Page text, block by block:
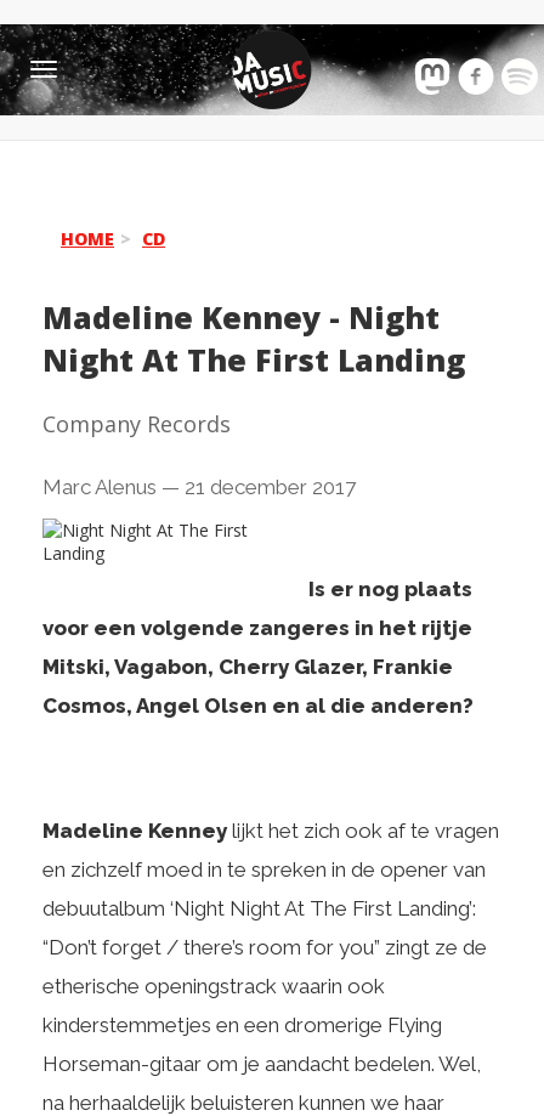
Toggle
navigation
HOME CD
Madeline Kenney - Night
Night At The First Landing
Company Records
Marc Alenus — 21 december 2017
Is er nog plaats
voor een volgende zangeres in het rijtje
Mitski, Vagabon, Cherry Glazer, Frankie
Cosmos, Angel Olsen en al die anderen?
Madeline Kenney lijkt het zich ook af te vragen
en zichzelf moed in te spreken in de opener van
debuutalbum ‘Night Night At The First Landing’:
“Don’t forget / there’s room for you” zingt ze de
etherische openingstrack waarin ook
kinderstemmetjes en een dromerige Flying
Horseman-gitaar om je aandacht bedelen. Wel,
na herhaaldelijk beluisteren kunnen we haar